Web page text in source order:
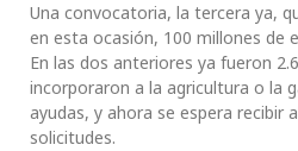
Una convocatoria, la tercera ya,
en esta ocasión, 100 millones de
En las dos anteriores ya fueron
incorporaron a la agricultura o la
ayudas, y ahora se espera recibir
solicitudes.